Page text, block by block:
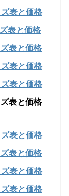
表と価格
表と価格
表と価格
表と価格
表と価格
表と価格
表と価格
表と価格
表と価格
表と価格